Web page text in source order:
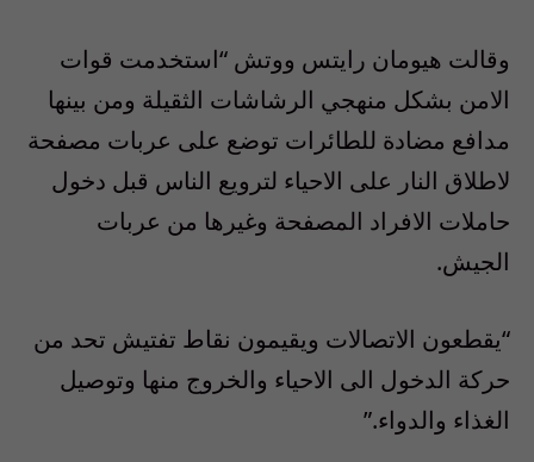
وقالت هيومان رايتس ووتش “استخدمت قوات
الامن بشكل منهجي الرشاشات الثقيلة ومن بينها
مدافع مضادة للطائرات توضع على عربات مصفحة
لاطلاق النار على الاحياء لترويع الناس قبل دخول
حاملات الافراد المصفحة وغيرها من عربات
الجيش.
“يقطعون الاتصالات ويقيمون نقاط تفتيش تحد من
حركة الدخول الى الاحياء والخروج منها وتوصيل
الغذاء والدواء.”